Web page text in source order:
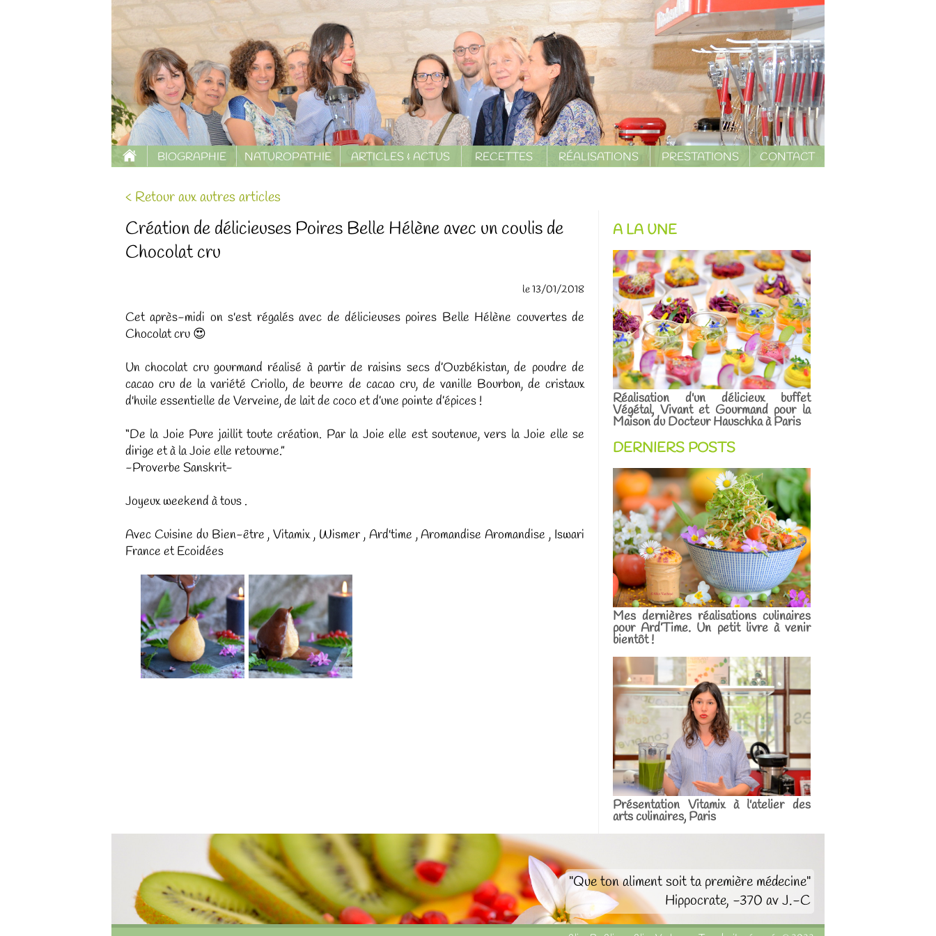
BIOGRAPHIE NATUROPATHIE ARTICLES & ACTUS RECETTES RÉALISATIONS PRESTATIONS CONTACT
< Retour aux autres articles
Création de délicieuses Poires Belle Hélène avec un coulis de
Chocolat cru
le 13/01/2018
Cet après-midi on s'est régalés avec de délicieuses poires Belle Hélène couvertes de
Chocolat cru 😍
Un chocolat cru gourmand réalisé à partir de raisins secs d’Ouzbékistan, de poudre de
cacao cru de la variété Criollo, de beurre de cacao cru, de vanille Bourbon, de cristaux
d'huile essentielle de Verveine, de lait de coco et d’une pointe d’épices !
“De la Joie Pure jaillit toute création. Par la Joie elle est soutenue, vers la Joie elle se
dirige et à la Joie elle retourne.”
-Proverbe Sanskrit-
Joyeux weekend à tous .
Avec Cuisine du Bien-être , Vitamix , Wismer , Ard'time , Aromandise Aromandise , Iswari
France et Ecoidées
A LA UNE
Réalisation d'un délicieux buffet
Végétal, Vivant et Gourmand pour la
Maison du Docteur Hauschka à Paris
DERNIERS POSTS
Mes dernières réalisations culinaires
pour Ard’Time. Un petit livre à venir
bientôt !
Présentation Vitamix à l'atelier des
arts culinaires, Paris
"Que ton aliment soit ta première médecine"
Hippocrate, -370 av J.-C